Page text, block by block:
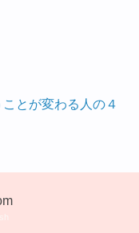
とが変わる人の４